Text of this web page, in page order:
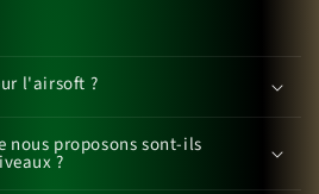
l'airsoft ?
nous proposons sont-ils
?